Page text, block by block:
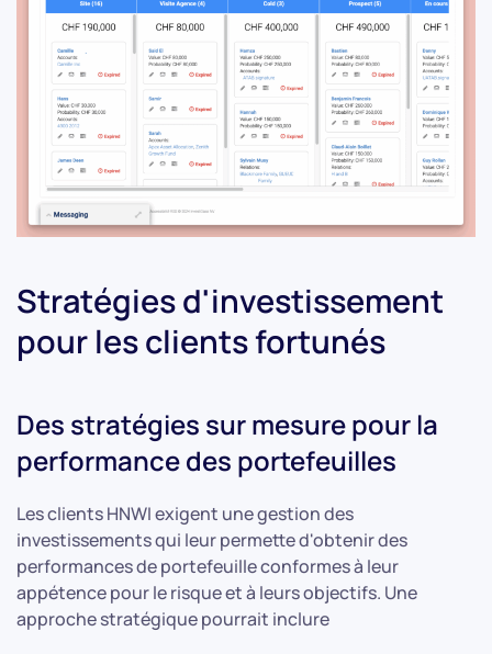
Stratégies d'investissement
pour les clients fortunés
Des stratégies sur mesure pour la
performance des portefeuilles
Les clients HNWI exigent une gestion des
investissements qui leur permette d'obtenir des
performances de portefeuille conformes à leur
appétence pour le risque et à leurs objectifs. Une
approche stratégique pourrait inclure